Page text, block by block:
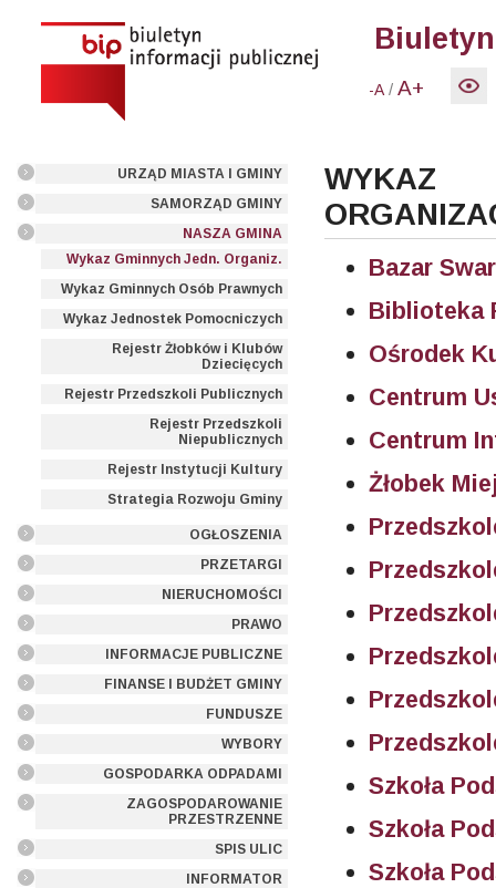
-A /A+
URZĄD MIASTA I GMINY
SAMORZĄD GMINY
NASZA GMINA
Wykaz Gminnych Jedn. Organiz.
Wykaz Gminnych Osób Prawnych
Wykaz Jednostek Pomocniczych
Rejestr Żłobków i Klubów
Dziecięcych
Rejestr Przedszkoli Publicznych
Rejestr Przedszkoli
Niepublicznych
Rejestr Instytucji Kultury
Strategia Rozwoju Gminy
OGŁOSZENIA
PRZETARGI
NIERUCHOMOŚCI
PRAWO
INFORMACJE PUBLICZNE
FINANSE I BUDŻET GMINY
FUNDUSZE
WYBORY
GOSPODARKA ODPADAMI
ZAGOSPODAROWANIE
PRZESTRZENNE
SPIS ULIC
INFORMATOR
WYKAZ
Bazar
Biblioteka
Ośrodek
Centrum
Centrum
Żłobek
Szkoła
Szkoła
Szkoła